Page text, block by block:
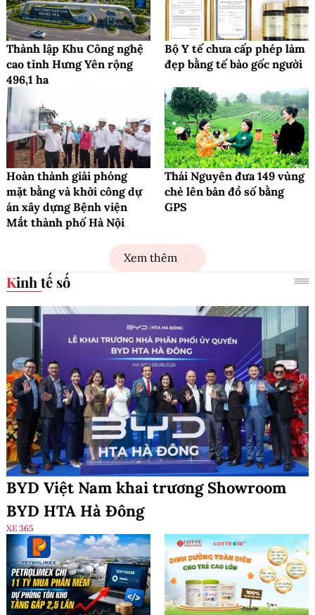
Thành lập Khu Công nghệ
cao tỉnh Hưng Yên rộng
496,1 ha
Bộ Y tế chưa cấp phép làm
đẹp bằng tế bào gốc người
Hoàn thành giải phóng
mặt bằng và khởi công dự
án xây dựng Bệnh viện
Mắt thành phố Hà Nội
Thái Nguyên đưa 149 vùng
chè lên bản đồ số bằng
GPS
Xem thêm
Kinh tế số
BYD Việt Nam khai trương Showroom
BYD HTA Hà Đông
XE 365